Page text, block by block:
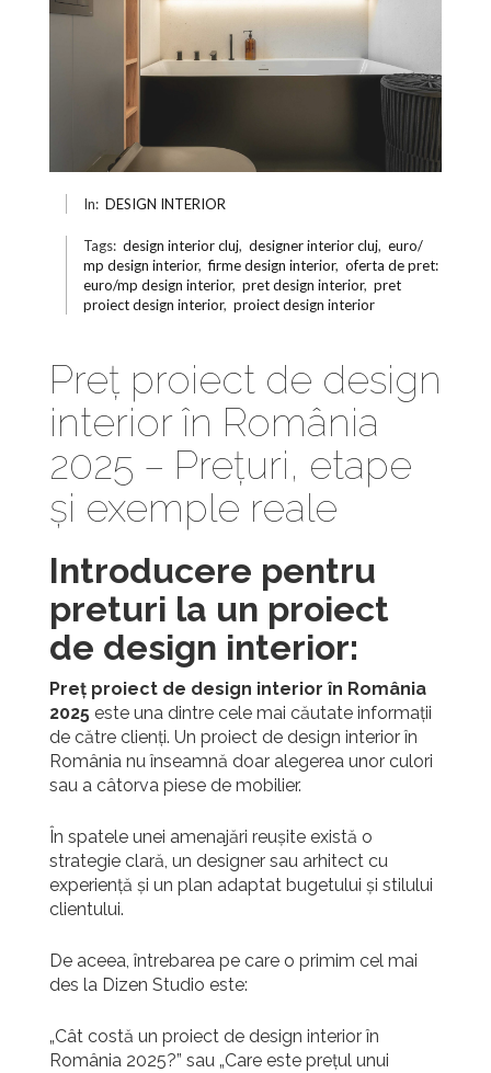
In: DESIGN INTERIOR
Tags: design interior cluj, designer interior cluj, euro/
mp design interior, firme design interior, oferta de pret:
euro/mp design interior, pret design interior, pret
proiect design interior, proiect design interior
Preț proiect de design
interior în România
2025 – Prețuri, etape
și exemple reale
Introducere pentru
preturi la un proiect
de design interior:
Preț proiect de design interior în România
2025este una dintre cele mai căutate informații
de către clienți. Un proiect de design interior în
România nu înseamnă doar alegerea unor culori
sau a câtorva piese de mobilier.
În spatele unei amenajări reușite există o
strategie clară, un designer sau arhitect cu
experiență și un plan adaptat bugetului și stilului
clientului.
De aceea, întrebarea pe care o primim cel mai
des la Dizen Studio este:
„Cât costă un proiect de design interior în
România 2025?” sau „Care este prețul unui